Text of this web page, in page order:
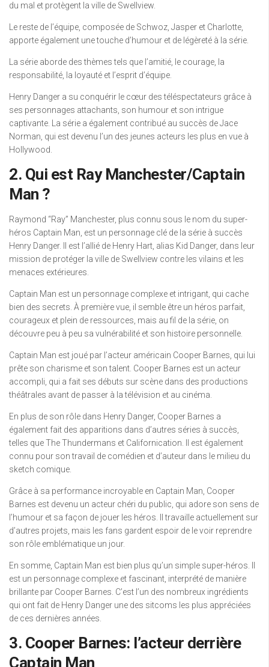
du mal et protègent la ville de Swellview.
Le reste de l’équipe, composée de Schwoz, Jasper et Charlotte,
apporte également une touche d’humour et de légèreté à la série.
La série aborde des thèmes tels que l’amitié, le courage, la
responsabilité, la loyauté et l’esprit d’équipe.
Henry Danger a su conquérir le cœur des téléspectateurs grâce à
ses personnages attachants, son humour et son intrigue
captivante. La série a également contribué au succès de Jace
Norman, qui est devenu l’un des jeunes acteurs les plus en vue à
Hollywood.
2. Qui est Ray Manchester/Captain
Man ?
Raymond “Ray” Manchester, plus connu sous le nom du super-
héros Captain Man, est un personnage clé de la série à succès
Henry Danger. Il est l’allié de Henry Hart, alias Kid Danger, dans leur
mission de protéger la ville de Swellview contre les vilains et les
menaces extérieures.
Captain Man est un personnage complexe et intrigant, qui cache
bien des secrets. À première vue, il semble être un héros parfait,
courageux et plein de ressources, mais au fil de la série, on
découvre peu à peu sa vulnérabilité et son histoire personnelle.
Captain Man est joué par l’acteur américain Cooper Barnes, qui lui
prête son charisme et son talent. Cooper Barnes est un acteur
accompli, qui a fait ses débuts sur scène dans des productions
théâtrales avant de passer à la télévision et au cinéma.
En plus de son rôle dans Henry Danger, Cooper Barnes a
également fait des apparitions dans d’autres séries à succès,
telles que The Thundermans et Californication. Il est également
connu pour son travail de comédien et d’auteur dans le milieu du
sketch comique.
Grâce à sa performance incroyable en Captain Man, Cooper
Barnes est devenu un acteur chéri du public, qui adore son sens de
l’humour et sa façon de jouer les héros. Il travaille actuellement sur
d’autres projets, mais les fans gardent espoir de le voir reprendre
son rôle emblématique un jour.
En somme, Captain Man est bien plus qu’un simple super-héros. Il
est un personnage complexe et fascinant, interprété de manière
brillante par Cooper Barnes. C’est l’un des nombreux ingrédients
qui ont fait de Henry Danger une des sitcoms les plus appréciées
de ces dernières années.
3. Cooper Barnes: l’acteur derrière
Captain Man